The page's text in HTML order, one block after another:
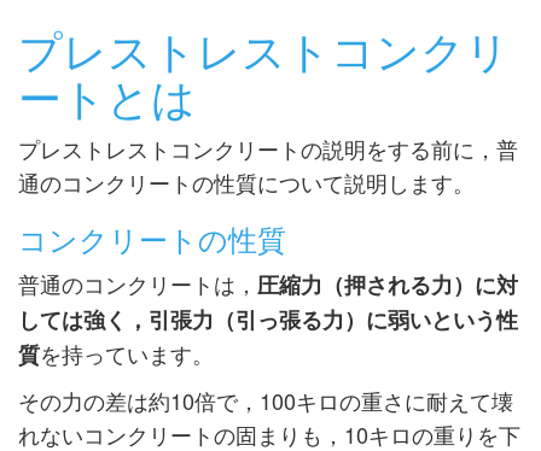
プレストレストコンクリ
ートとは
プレストレストコンクリートの説明をする前に，普
通のコンクリートの性質について説明します。
コンクリートの性質
普通のコンクリートは， 圧縮力（押される力）に対
しては強く，引張力（引っ張る力）に弱いという性
質を持っています。
その力の差は約10倍で，100キロの重さに耐えて壊
れないコンクリートの固まりも，10キロの重りを下